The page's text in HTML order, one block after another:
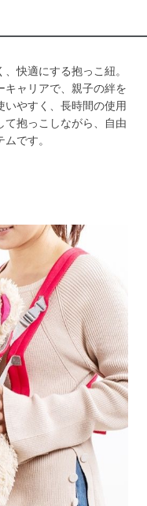
快適にする抱っこ紐。
キャリアで、親子の絆を
やすく、長時間の使用
て抱っこしながら、自由
です。